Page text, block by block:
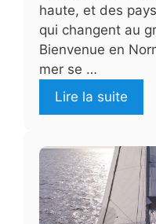
haute, et des
qui changent au
Bienvenue en
mer se …
Lire la suite